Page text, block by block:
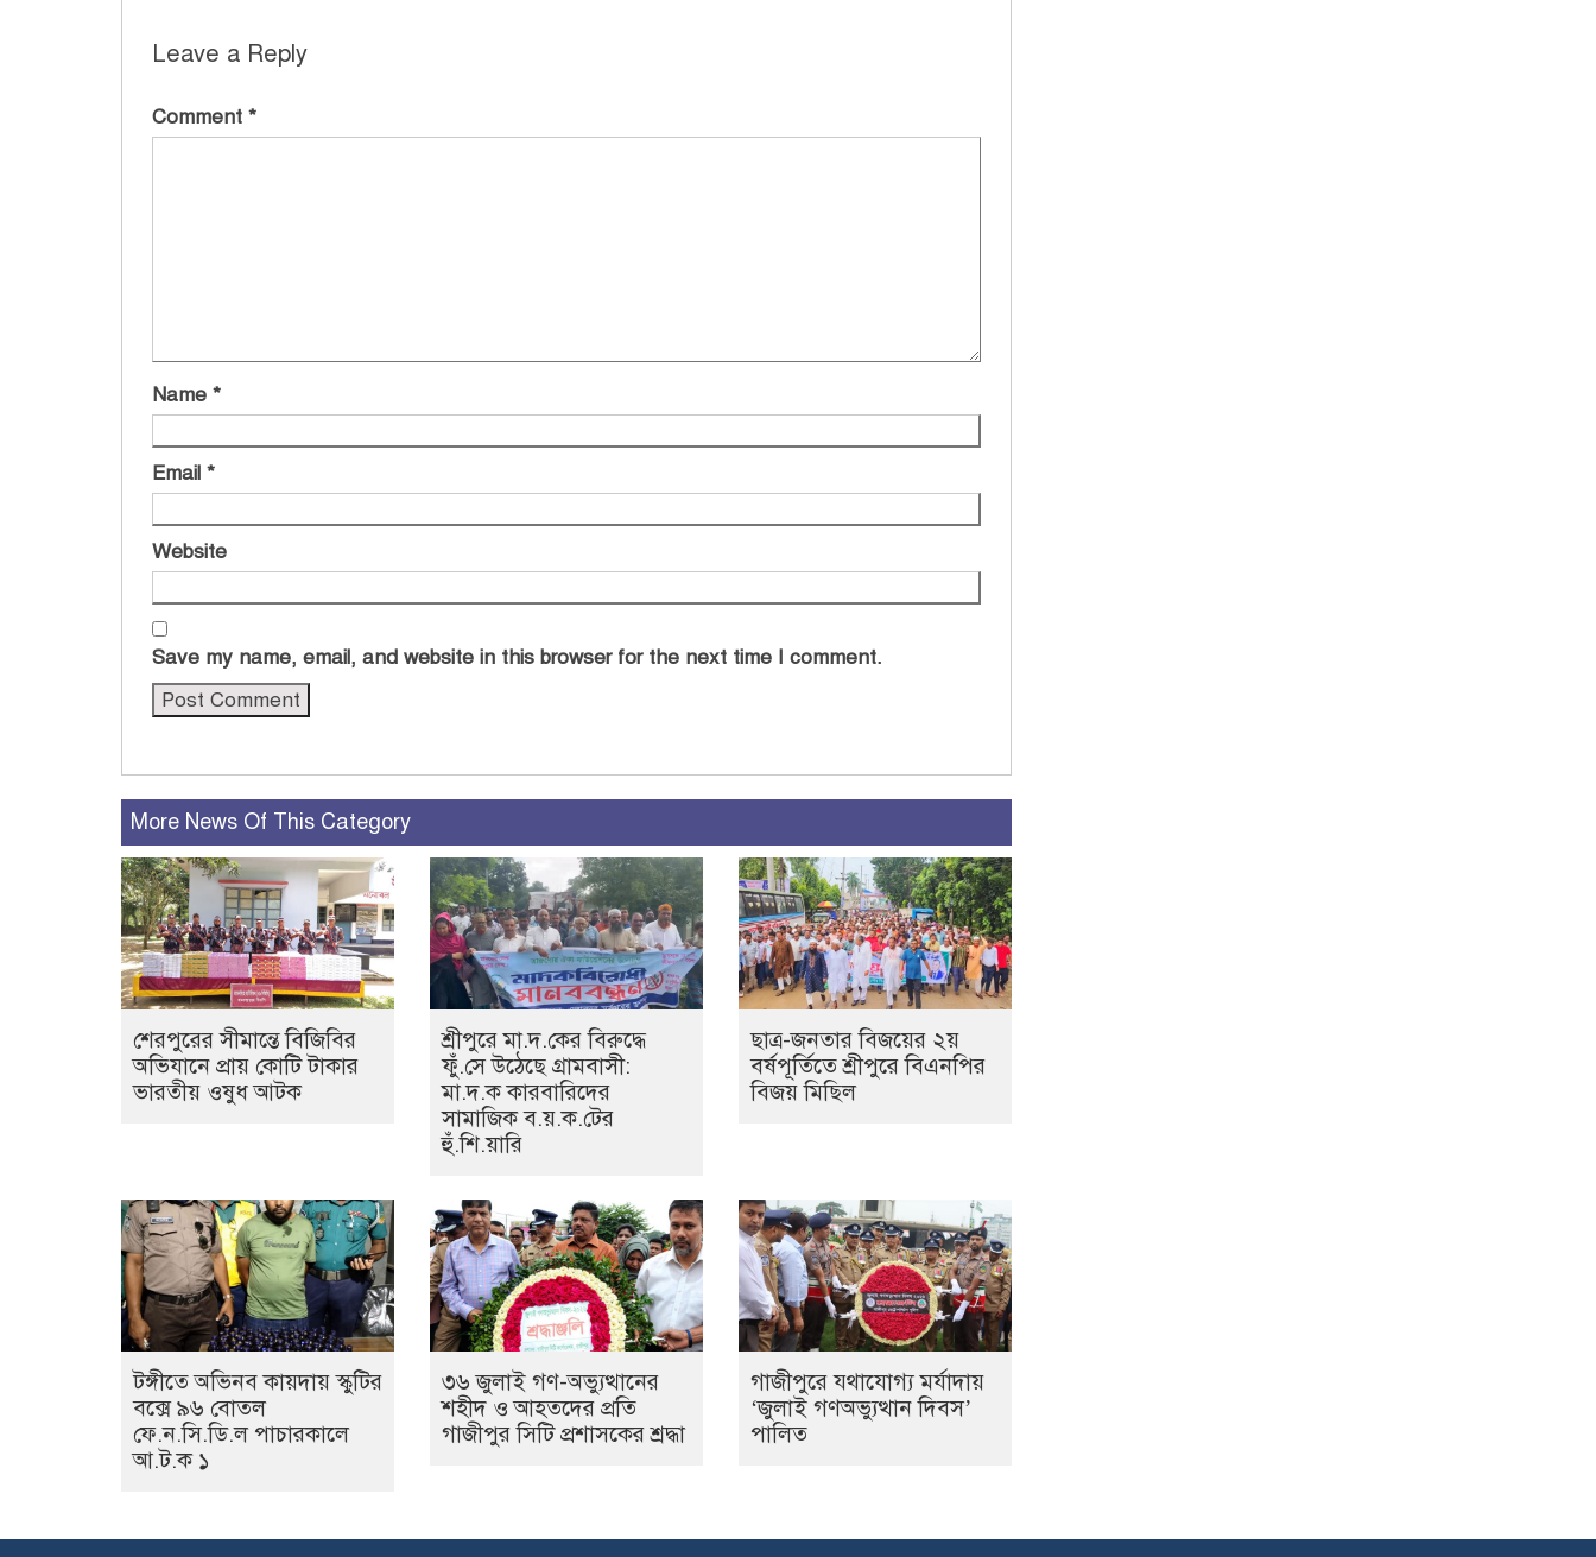
Leave a Reply
Comment *
Name *
Email *
Website
Save my name, email, and website in this browser for the next time I comment.
More News Of This Category
শেরপুরের সীমান্তে বিজিবির
অভিযানে প্রায় কোটি টাকার
ভারতীয় ওষুধ আটক
শ্রীপুরে মা.দ.কের বিরুদ্ধে
ফুঁ.সে উঠেছে গ্রামবাসী:
মা.দ.ক কারবারিদের
সামাজিক ব.য়.ক.টের
হুঁ.শি.য়ারি
ছাত্র-জনতার বিজয়ের ২য়
বর্ষপূর্তিতে শ্রীপুরে বিএনপির
বিজয় মিছিল
টঙ্গীতে অভিনব কায়দায় স্কুটির
বক্সে ৯৬ বোতল
ফে.ন.সি.ডি.ল পাচারকালে
আ.ট.ক ১
৩৬ জুলাই গণ-অভ্যুত্থানের
শহীদ ও আহতদের প্রতি
গাজীপুর সিটি প্রশাসকের শ্রদ্ধা
গাজীপুরে যথাযোগ্য মর্যাদায়
‘জুলাই গণঅভ্যুত্থান দিবস’
পালিত